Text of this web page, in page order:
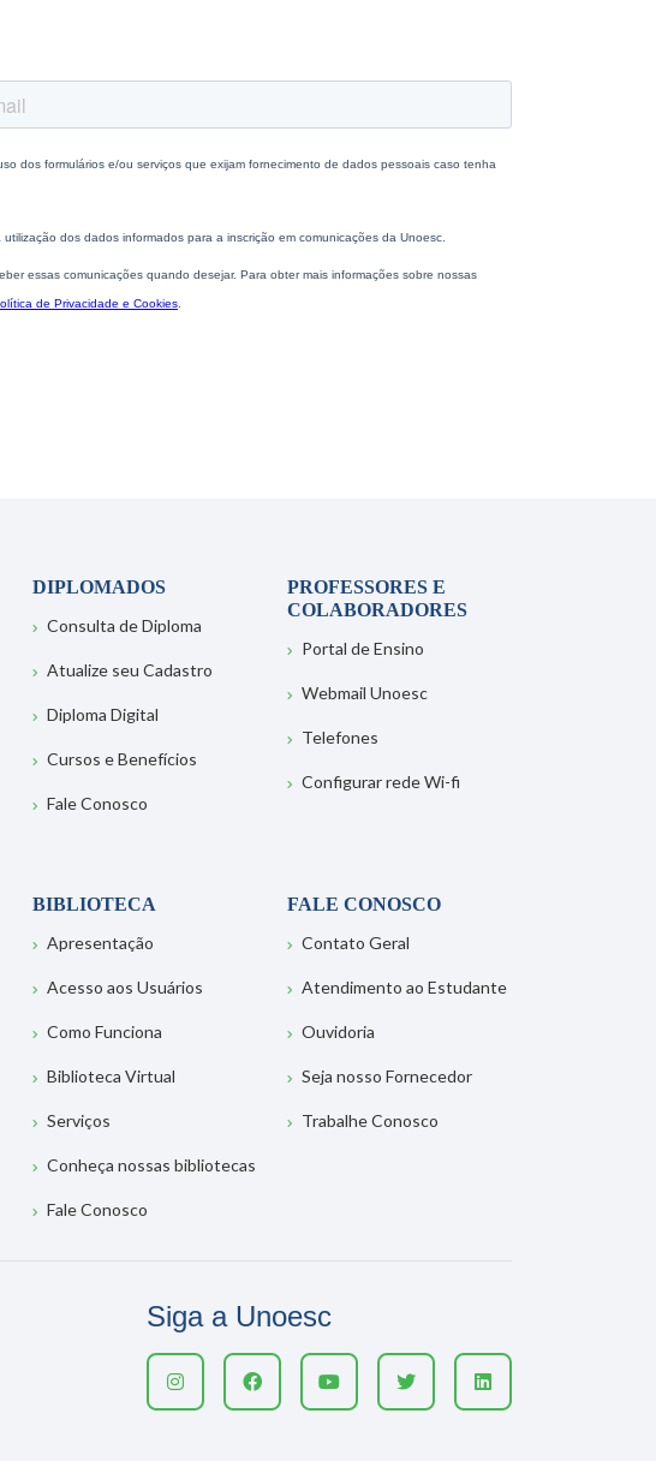
DIPLOMADOS
Consulta de Diploma
Atualize seu Cadastro
Diploma Digital
Cursos e Benefícios
Fale Conosco
PROFESSORES E
COLABORADORES
Portal de Ensino
Webmail Unoesc
Telefones
Configurar rede Wi-fi
BIBLIOTECA
Apresentação
Acesso aos Usuários
Como Funciona
Biblioteca Virtual
Serviços
Conheça nossas bibliotecas
Fale Conosco
FALE CONOSCO
Contato Geral
Atendimento ao Estudante
Ouvidoria
Seja nosso Fornecedor
Trabalhe Conosco
Siga a Unoesc